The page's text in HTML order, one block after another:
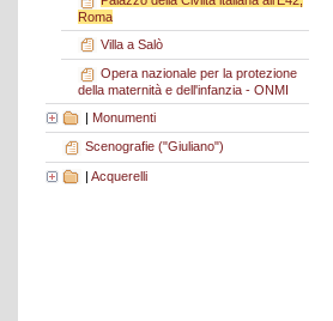
Roma
Villa a Salò
Opera nazionale per la protezione
della maternità e dell'infanzia - ONMI
| Monumenti
Scenografie ("Giuliano")
| Acquerelli